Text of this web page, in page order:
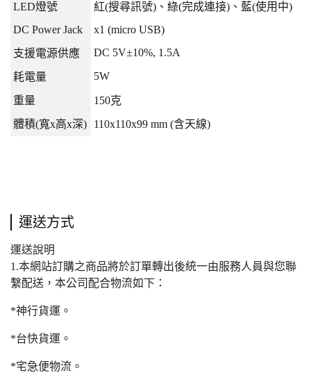
LED燈號 紅(搜尋訊號) 、綠(完成連接) 、藍(使用中)
DC Power Jack
x1 (micro USB)
支援電源供應
DC 5V±10%, 1.5A
耗電量 5W
重量 150克
體積(寬x高x深) 110x110x99 mm (含天線)
運送方式
運送說明
1.本網站訂購之商品將於訂單轉出後統一由服務人員與您聯
繫配送，本公司配合物流如下：
*神行貨運。
*台快貨運。
*宅急便物流。